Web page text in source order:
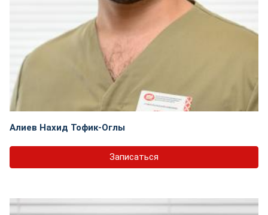
Алиев Нахид Тофик-Оглы
Записаться